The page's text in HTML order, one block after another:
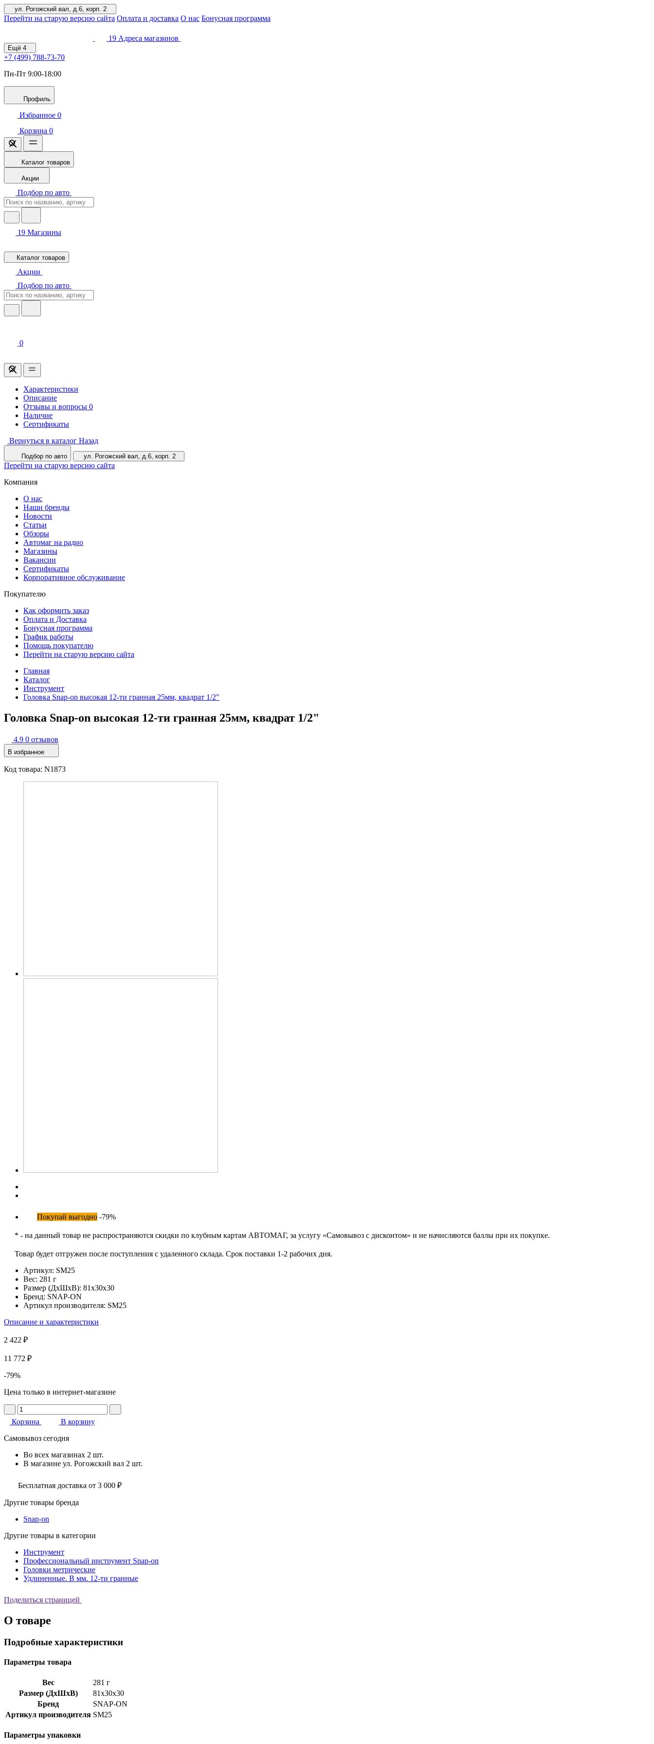
ул. Рогожский вал, д.6, корп. 2
Перейти на старую версию сайта Оплата и доставка О нас Бонусная программа
19 Адреса магазинов
Ещё 4
+7 (499) 788-73-70
Пн-Пт 9:00-18:00
Профиль
Избранное 0
Корзина 0
Каталог товаров
Акции
Подбор по авто
19 Магазины
Каталог товаров
Акции
Подбор по авто
0
Характеристики
Описание
Отзывы и вопросы 0
Наличие
Сертификаты
Вернуться в каталог Назад
Подбор по авто ул. Рогожский вал, д.6, корп. 2
Перейти на старую версию сайта
Компания
О нас
Наши бренды
Новости
Статьи
Обзоры
Автомаг на радио
Магазины
Вакансии
Сертификаты
Корпоративное обслуживание
Покупателю
Как оформить заказ
Оплата и Доставка
Бонусная программа
График работы
Помощь покупателю
Перейти на старую версию сайта
Главная
Каталог
Инструмент
Головка Snap-on высокая 12-ти гpанная 25мм, квадрат 1/2"
Головка Snap-on высокая 12-ти гpанная 25мм, квадрат 1/2"
4.9 0 отзывов
В избранное
Код товара: N1873
Покупай выгодно -79%
* - на данный товар не распространяются скидки по клубным картам АВТОМАГ, за услугу «Самовывоз с дисконтом» и не начисляются баллы при их покупке.
Товар будет отгружен после поступления с удаленного склада. Срок поставки 1-2 рабочих дня.
Артикул: SM25
Вес: 281 г
Размер (ДхШхВ): 81x30x30
Бренд: SNAP-ON
Артикул производителя: SM25
Описание и характеристики
2 422 ₽
11 772 ₽
-79%
Цена только в интернет-магазине
Корзина
В корзину
Самовывоз сегодня
Во всех магазинах 2 шт.
В магазине ул. Рогожский вал 2 шт.
Бесплатная доставка от 3 000 ₽
Другие товары бренда
Snap-on
Другие товары в категории
Инструмент
Профессиональный инструмент Snap-on
Головки метрические
Удлиненные. В мм. 12-ти гранные
Поделиться страницей
О товаре
Подробные характеристики
Параметры товара
Вес
281 г
Размер (ДхШхВ)
81x30x30
Бренд
SNAP-ON
Артикул производителя SM25
Параметры упаковки